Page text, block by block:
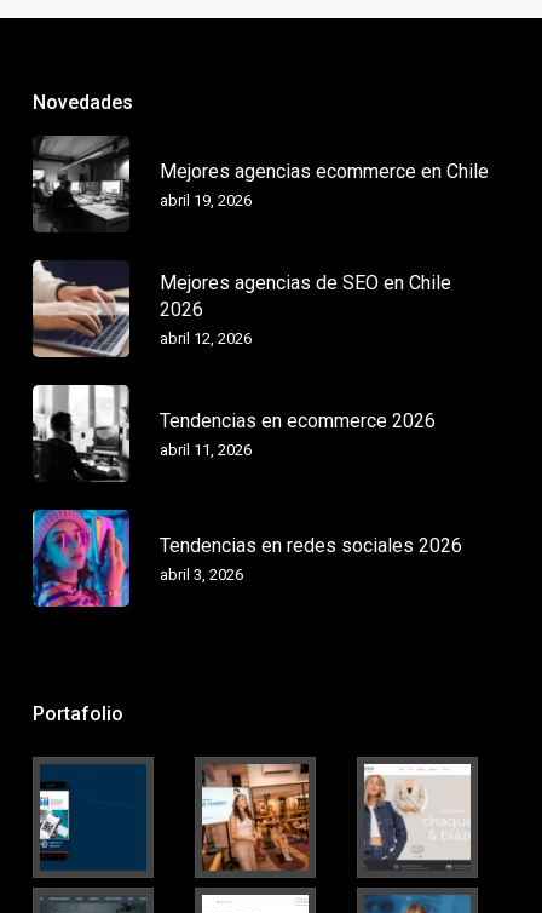
Novedades
Mejores agencias ecommerce en Chile
abril 19, 2026
Mejores agencias de SEO en Chile
2026
abril 12, 2026
Tendencias en ecommerce 2026
abril 11, 2026
Tendencias en redes sociales 2026
abril 3, 2026
Portafolio